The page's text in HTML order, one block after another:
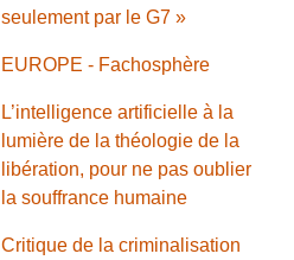
seulement par le G7 »
EUROPE - Fachosphère
L’intelligence artificielle à la
lumière de la théologie de la
libération, pour ne pas oublier
la souffrance humaine
Critique de la criminalisation